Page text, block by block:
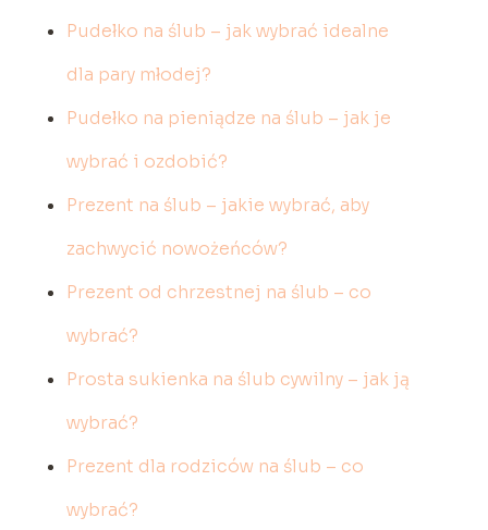
Pudełko na ślub – jak wybrać idealne
dla pary młodej?
Pudełko na pieniądze na ślub – jak je
wybrać i ozdobić?
Prezent na ślub – jakie wybrać, aby
zachwycić nowożeńców?
Prezent od chrzestnej na ślub – co
wybrać?
Prosta sukienka na ślub cywilny – jak ją
wybrać?
Prezent dla rodziców na ślub – co
wybrać?